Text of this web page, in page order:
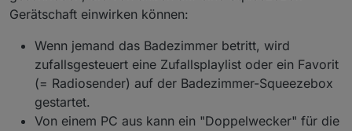
Gerätschaft einwirken können:
Wenn jemand das Badezimmer betritt, wird
zufallsgesteuert eine Zufallsplaylist oder ein Favorit
(= Radiosender) auf der Badezimmer-Squeezebox
gestartet.
Von einem PC aus kann ein "Doppelwecker" für die